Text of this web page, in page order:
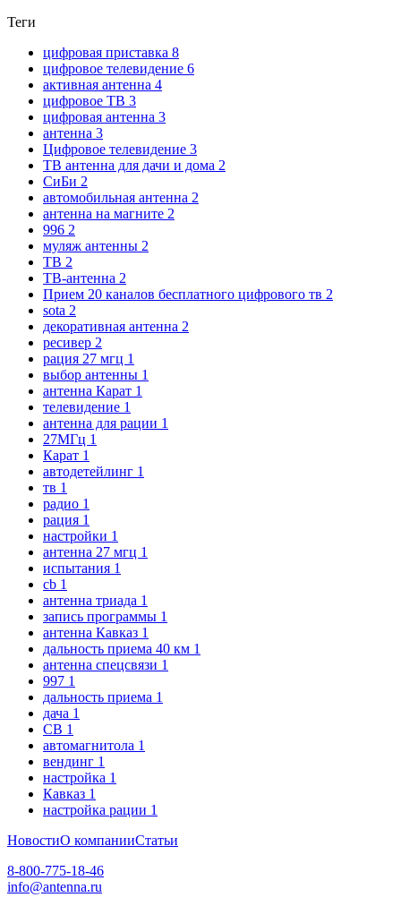
Теги
цифровая приставка 8
цифровое телевидение 6
активная антенна 4
цифровое ТВ 3
цифровая антенна 3
антенна 3
Цифровое телевидение 3
ТВ антенна для дачи и дома 2
СиБи 2
автомобильная антенна 2
антенна на магните 2
996 2
муляж антенны 2
ТВ 2
ТВ-антенна 2
Прием 20 каналов бесплатного цифрового тв 2
sota 2
декоративная антенна 2
ресивер 2
рация 27 мгц 1
выбор антенны 1
антенна Карат 1
телевидение 1
антенна для рации 1
27МГц 1
Карат 1
автодетейлинг 1
тв 1
радио 1
рация 1
настройки 1
антенна 27 мгц 1
испытания 1
cb 1
антенна триада 1
запись программы 1
антенна Кавказ 1
дальность приема 40 км 1
антенна спецсвязи 1
997 1
дальность приема 1
дача 1
CB 1
автомагнитола 1
вендинг 1
настройка 1
Кавказ 1
настройка рации 1
НовостиО компанииСтатьи
8-800-775-18-46
info@antenna.ru